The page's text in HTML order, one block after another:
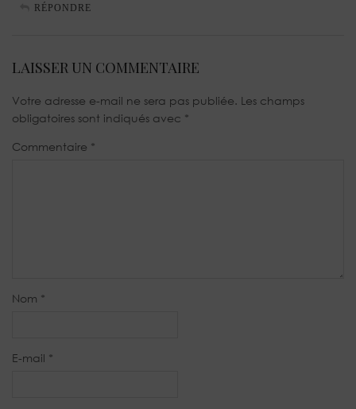
RÉPONDRE
LAISSER UN COMMENTAIRE
Votre adresse e-mail ne sera pas publiée. Les champs
obligatoires sont indiqués avec *
Commentaire *
Nom *
E-mail *